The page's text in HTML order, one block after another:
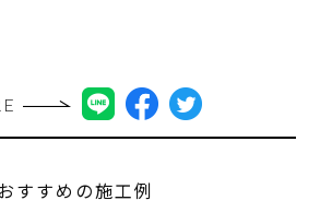
すすめの施工例